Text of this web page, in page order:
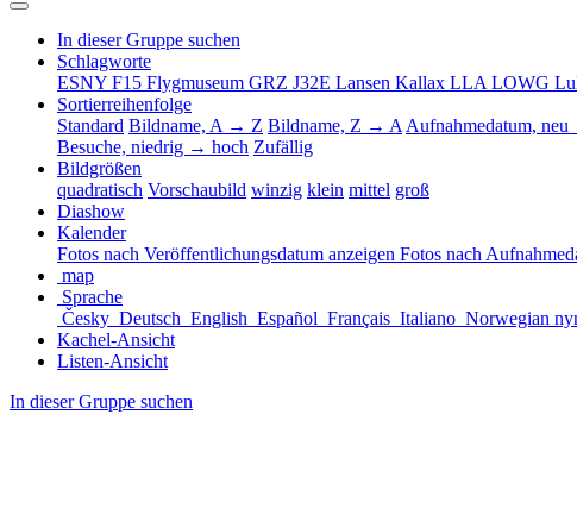
In dieser Gruppe suchen
Schlagworte
ESNY F15 Flygmuseum GRZ J32E Lansen Kallax LLA LOWG
Sortierreihenfolge
Standard Bildname, A → Z Bildname, Z → A Aufnahmedatum,
Besuche, niedrig → hoch Zufällig
Bildgrößen
quadratisch Vorschaubild winzig klein mittel groß
Diashow
Kalender
Fotos nach Veröffentlichungsdatum anzeigen Fotos nach
map
Sprache
Česky Deutsch English Español Français Italiano Norwegian
Kachel-Ansicht
Listen-Ansicht
In dieser Gruppe suchen